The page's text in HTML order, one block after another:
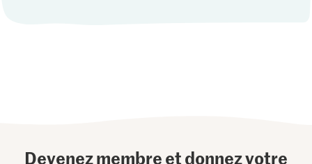
Devenez membre et donnez votre